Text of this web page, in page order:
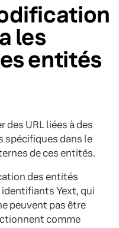
les
entités
des URL liées à des
spécifiques dans le
de ces entités.
des entités
Yext, qui
peuvent pas être
comme